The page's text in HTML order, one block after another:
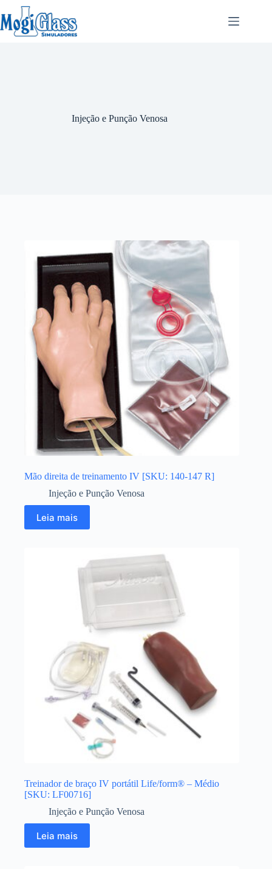
Injeção e Punção Venosa
Mão direita de treinamento IV [SKU: 140-147 R]
Injeção e Punção Venosa
Leia mais
Treinador de braço IV portátil Life/form® – Médio
[SKU: LF00716]
Injeção e Punção Venosa
Leia mais